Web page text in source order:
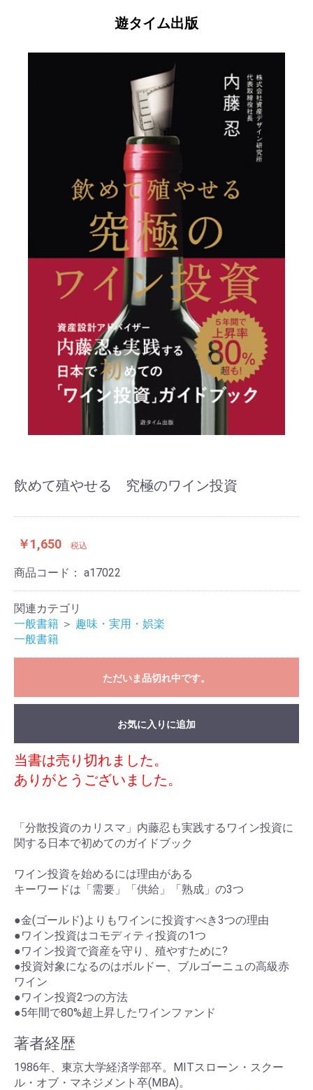
遊タイム出版
飲めて殖やせる 究極のワイン投資
￥1,650 税込
商品コード： a17022
関連カテゴリ
一般書籍 ＞ 趣味・実用・娯楽
一般書籍
ただいま品切れ中です。
お気に入りに追加
当書は売り切れました。
ありがとうございました。
「分散投資のカリスマ」内藤忍も実践するワイン投資に
関する日本で初めてのガイドブック
ワイン投資を始めるには理由がある
キーワードは「需要」「供給」「熟成」の3つ
●金(ゴールド)よりもワインに投資すべき3つの理由
●ワイン投資はコモディティ投資の1つ
●ワイン投資で資産を守り、殖やすために?
●投資対象になるのはボルドー、ブルゴーニュの高級赤
ワイン
●ワイン投資2つの方法
●5年間で80%超上昇したワインファンド
著者経歴
1986年、東京大学経済学部卒。MITスローン・スクー
ル・オブ・マネジメント卒(MBA)。